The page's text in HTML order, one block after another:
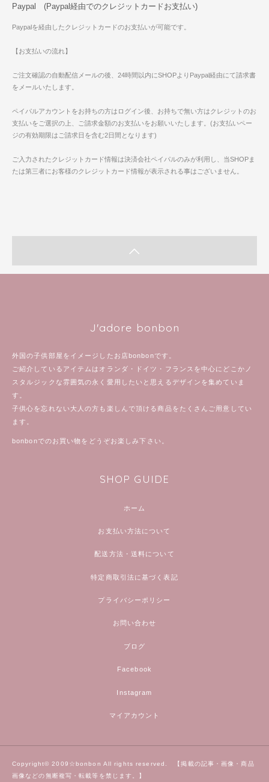
Paypal (Paypal経由でのクレジットカードお支払い)
Paypalを経由したクレジットカードのお支払いが可能です。
【お支払いの流れ】
ご注文確認の自動配信メールの後、24時間以内にSHOPよりPaypal経由にて請求書
をメールいたします。
ペイパルアカウントをお持ちの方はログイン後、お持ちで無い方はクレジットのお
支払いをご選択の上、ご請求金額のお支払いをお願いいたします。(お支払いペー
ジの有効期限はご請求日を含む2日間となります)
ご入力されたクレジットカード情報は決済会社ペイパルのみが利用し、当SHOPま
たは第三者にお客様のクレジットカード情報が表示される事はございません。
J'adore bonbon
外国の子供部屋をイメージしたお店bonbonです。
ご紹介しているアイテムはオランダ・ドイツ・フランスを中心にどこかノ
スタルジックな雰囲気の永く愛用したいと思えるデザインを集めていま
す。
子供心を忘れない大人の方も楽しんで頂ける商品をたくさんご用意してい
ます。
bonbonでのお買い物をどうぞお楽しみ下さい。
SHOP GUIDE
ホーム
お支払い方法について
配送方法・送料について
特定商取引法に基づく表記
プライバシーポリシー
お問い合わせ
ブログ
Facebook
Instagram
マイアカウント
Copyright© 2009☆bonbon All rights reserved. 【掲載の記事・画像・商品
画像などの無断複写・転載等を禁じます。】